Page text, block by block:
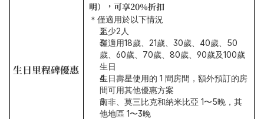
生日里程碑優惠
明），可享20％折扣
＊僅適用於以下情況
至少2人
僅適用18歲、21歲、30歲、40歲、50
歲、60歲、70歲、80歲、90歲及100歲
生日
生日壽星使用的 1 間房間，額外預訂的房
間可用其他優惠方案
南非、莫三比克和納米比亞 1〜5晚，其
他地區 1〜3晚